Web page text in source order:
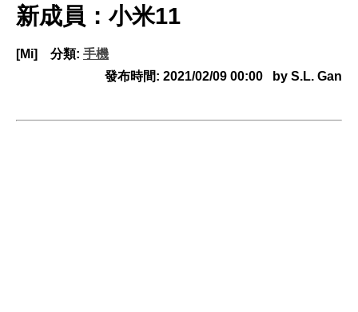
新成員：小米11
[Mi] 分類: 手機
發布時間: 2021/02/09 00:00 by S.L. Gan